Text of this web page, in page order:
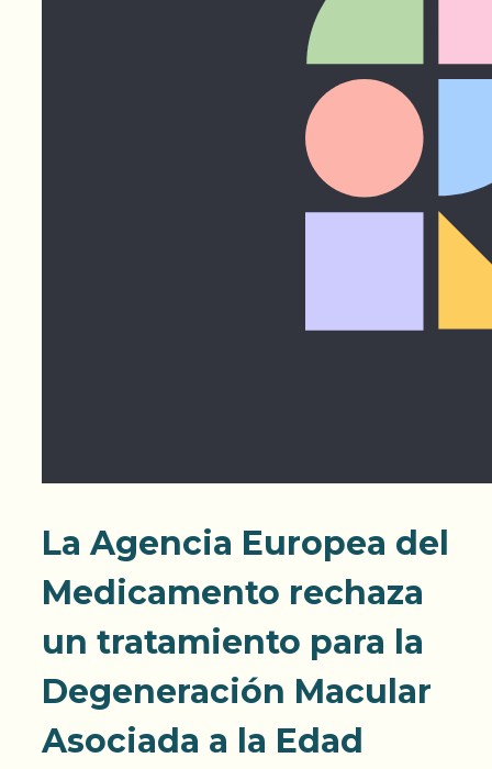
La Agencia Europea del
Medicamento rechaza
un tratamiento para la
Degeneración Macular
Asociada a la Edad